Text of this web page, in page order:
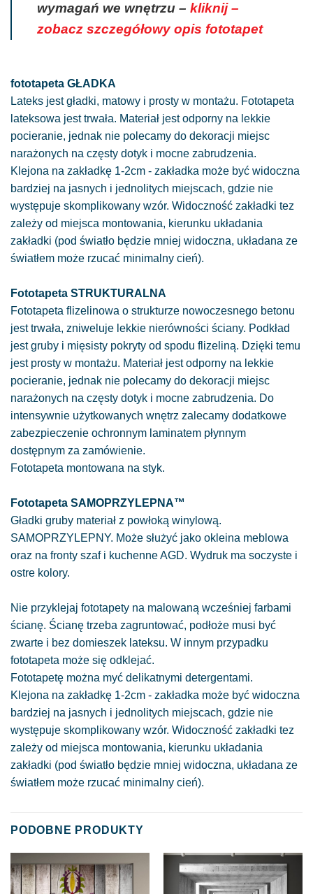
wymagań we wnętrzu – kliknij –
zobacz szczegółowy opis fototapet
fototapeta GŁADKA
Lateks jest gładki, matowy i prosty w montażu. Fototapeta
lateksowa jest trwała. Materiał jest odporny na lekkie
pocieranie, jednak nie polecamy do dekoracji miejsc
narażonych na częsty dotyk i mocne zabrudzenia.
Klejona na zakładkę 1-2cm - zakładka może być widoczna
bardziej na jasnych i jednolitych miejscach, gdzie nie
występuje skomplikowany wzór. Widoczność zakładki tez
zależy od miejsca montowania, kierunku układania
zakładki (pod światło będzie mniej widoczna, układana ze
światłem może rzucać minimalny cień).
Fototapeta STRUKTURALNA
Fototapeta flizelinowa o strukturze nowoczesnego betonu
jest trwała, zniweluje lekkie nierówności ściany. Podkład
jest gruby i mięsisty pokryty od spodu flizeliną. Dzięki temu
jest prosty w montażu. Materiał jest odporny na lekkie
pocieranie, jednak nie polecamy do dekoracji miejsc
narażonych na częsty dotyk i mocne zabrudzenia. Do
intensywnie użytkowanych wnętrz zalecamy dodatkowe
zabezpieczenie ochronnym laminatem płynnym
dostępnym za zamówienie.
Fototapeta montowana na styk.
Fototapeta SAMOPRZYLEPNA™
Gładki gruby materiał z powłoką winylową.
SAMOPRZYLEPNY. Może służyć jako okleina meblowa
oraz na fronty szaf i kuchenne AGD. Wydruk ma soczyste i
ostre kolory.
Nie przyklejaj fototapety na malowaną wcześniej farbami
ścianę. Ścianę trzeba zagruntować, podłoże musi być
zwarte i bez domieszek lateksu. W innym przypadku
fototapeta może się odklejać.
Fototapetę można myć delikatnymi detergentami.
Klejona na zakładkę 1-2cm - zakładka może być widoczna
bardziej na jasnych i jednolitych miejscach, gdzie nie
występuje skomplikowany wzór. Widoczność zakładki tez
zależy od miejsca montowania, kierunku układania
zakładki (pod światło będzie mniej widoczna, układana ze
światłem może rzucać minimalny cień).
PODOBNE PRODUKTY